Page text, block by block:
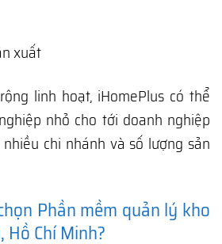
xuất
linh hoạt, iHomePlus có thể
nhỏ cho tới doanh nghiệp
chi nhánh và số lượng sản
Phần mềm quản lý kho
Chí Minh?